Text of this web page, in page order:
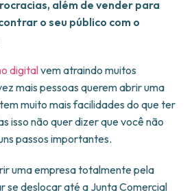
além de vender para
o seu público com o
digitalvem atraindo muitos
mais pessoas querem abrir uma
muito mais facilidades do que ter
isso não quer dizer que você não
passos importantes.
uma empresa totalmente pela
se deslocar até a Junta Comercial